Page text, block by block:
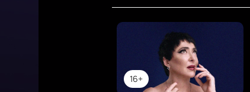
16+